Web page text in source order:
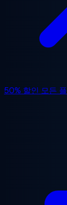
50% 할인 모든